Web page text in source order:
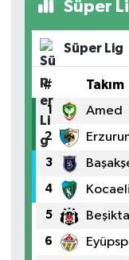
Süper
Süper Lig
# Takım
1 Amed
2
3
4
5
6